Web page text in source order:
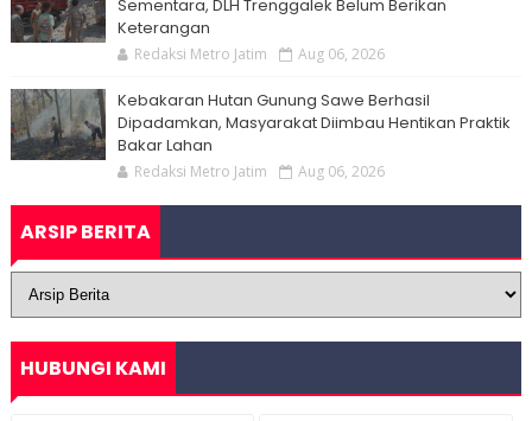
Sementara, DLH Trenggalek Belum Berikan
Keterangan
Redaksi Metro Jatim Aug 06, 2026
Kebakaran Hutan Gunung Sawe Berhasil
Dipadamkan, Masyarakat Diimbau Hentikan Praktik
Bakar Lahan
Redaksi Metro Jatim Aug 06, 2026
ARSIP BERITA
HUBUNGI KAMI